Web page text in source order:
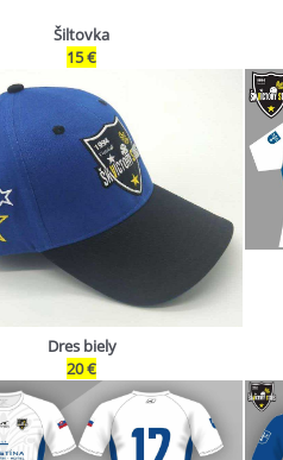
Šiltovka
15 €
Dres biely
20 €